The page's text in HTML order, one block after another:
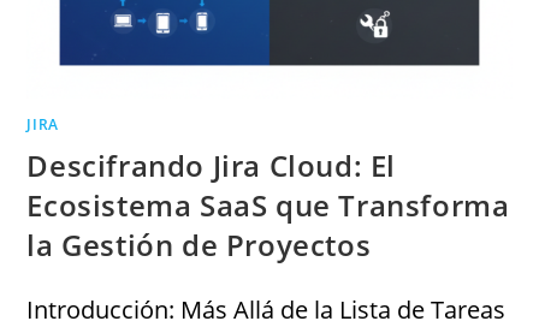
JIRA
Descifrando Jira Cloud: El
Ecosistema SaaS que Transforma
la Gestión de Proyectos
Introducción: Más Allá de la Lista de Tareas